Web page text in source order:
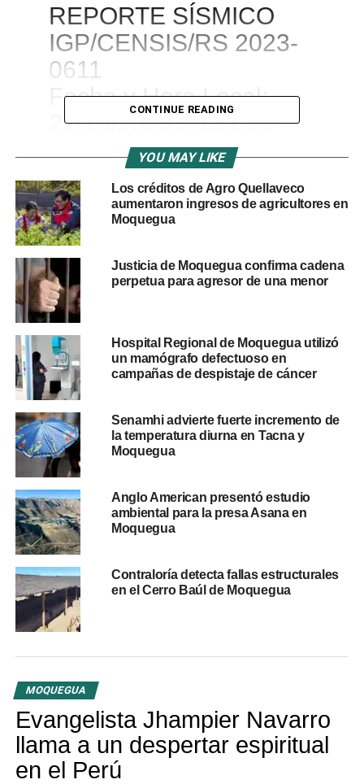
REPORTE SÍSMICO
IGP/CENSIS/RS 2023-
0611
Fecha y Hora Local:
22/10/2023 20:21:25
Magnitud: 4.0
Profundidad: 19km
Latitud: -17.21
Longitud: -70.86
Intensidad: IV
Moquegua
Referencia: 8 km al E
de Moquegua, Mariscal
Nieto – Moquegua
— Centro Sismológico Nacional (@Sismos_Peru_IGP)
October 23, 2023
CONTINUE READING
YOU MAY LIKE
Los créditos de Agro Quellaveco
aumentaron ingresos de agricultores en
Moquegua
Justicia de Moquegua confirma cadena
perpetua para agresor de una menor
Hospital Regional de Moquegua utilizó
un mamógrafo defectuoso en
campañas de despistaje de cáncer
Senamhi advierte fuerte incremento de
la temperatura diurna en Tacna y
Moquegua
Anglo American presentó estudio
ambiental para la presa Asana en
Moquegua
Contraloría detecta fallas estructurales
en el Cerro Baúl de Moquegua
MOQUEGUA
Evangelista Jhampier Navarro
llama a un despertar espiritual
en el Perú